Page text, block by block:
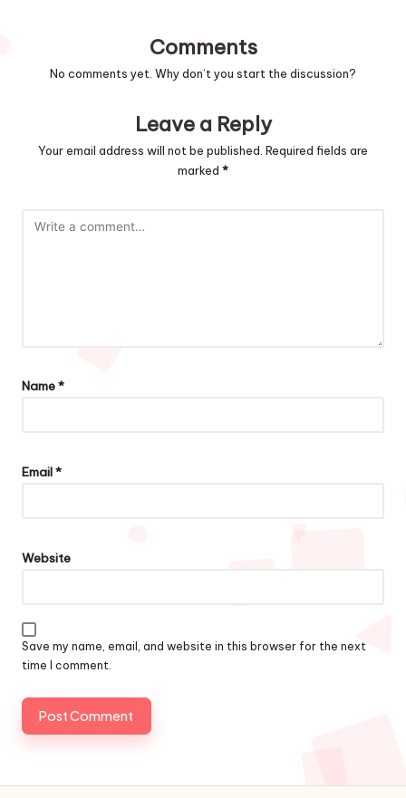
Comments
No comments yet. Why don’t you start the discussion?
Leave a Reply
Your email address will not be published. Required fields are
marked *
Name*
Email*
Website
Save my name, email, and website in this browser for the next
time I comment.